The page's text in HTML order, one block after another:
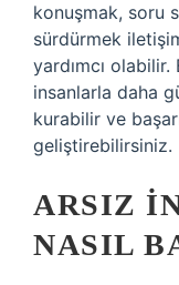
konuşmak, soru
sürdürmek
yardımcı
insanlarla daha
kurabilir ve
geliştirebilirsiniz.
ARSIZ
NASIL